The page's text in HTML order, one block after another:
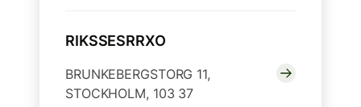
RIKSSESRRXO
BRUNKEBERGSTORG 11,
STOCKHOLM, 103 37